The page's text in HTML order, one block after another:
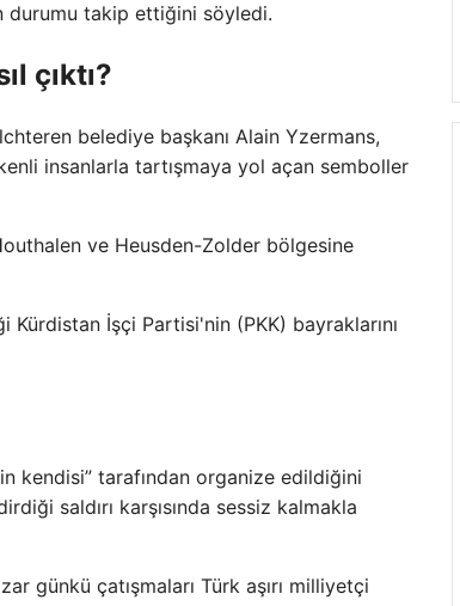
durumu takip ettiğini söyledi.
çıktı?
belediye başkanı Alain Yzermans,
insanlarla tartışmaya yol açan semboller
ve Heusden-Zolder bölgesine
İşçi Partisi'nin (PKK) bayraklarını
kendisi” tarafından organize edildiğini
saldırı karşısında sessiz kalmakla
günkü çatışmaları Türk aşırı milliyetçi